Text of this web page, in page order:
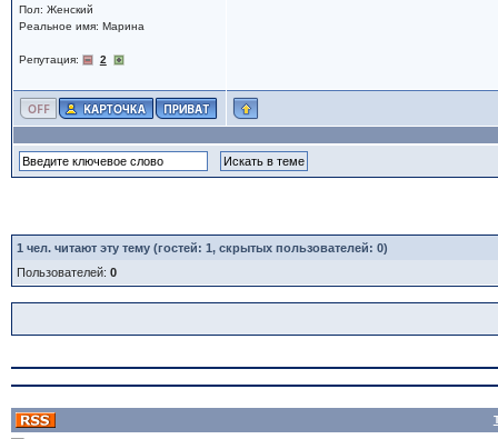
Пол: Женский
Реальное имя: Марина
Репутация: 2
1 чел. читают эту тему (гостей: 1, скрытых пользователей: 0)
Пользователей: 0